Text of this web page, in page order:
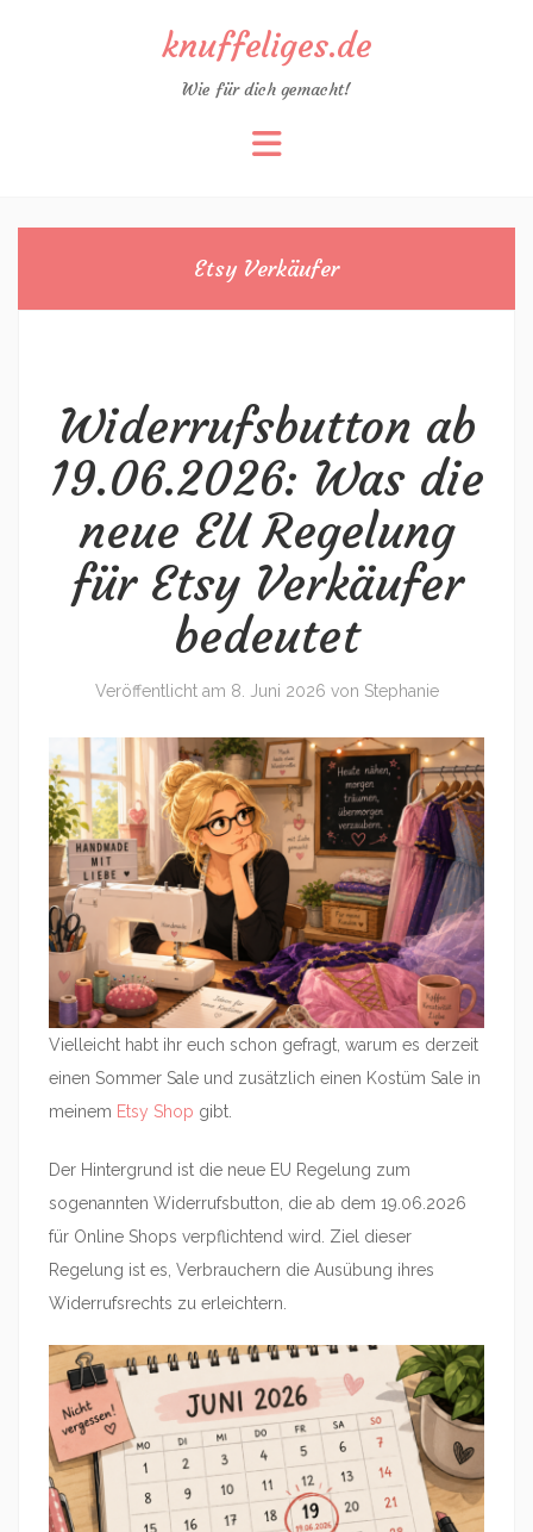
knuffeliges.de
Wie für dich gemacht!
Etsy Verkäufer
Widerrufsbutton ab
19.06.2026: Was die
neue EU Regelung
für Etsy Verkäufer
bedeutet
Veröffentlicht am 8. Juni 2026 von Stephanie
Vielleicht habt ihr euch schon gefragt, warum es derzeit
einen Sommer Sale und zusätzlich einen Kostüm Sale in
meinem Etsy Shop gibt.
Der Hintergrund ist die neue EU Regelung zum
sogenannten Widerrufsbutton, die ab dem 19.06.2026
für Online Shops verpflichtend wird. Ziel dieser
Regelung ist es, Verbrauchern die Ausübung ihres
Widerrufsrechts zu erleichtern.